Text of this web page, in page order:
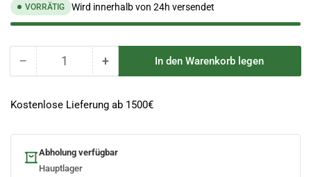
VORRÄTIG Wird innerhalb von 24h versendet
− Menge
Fahrgerüst
8,2
Anzahl +Menge
Fahrgerüst
8,2
In den Warenkorb legen
Kostenlose Lieferung ab 1500€
Abholung verfügbar
Hauptlager